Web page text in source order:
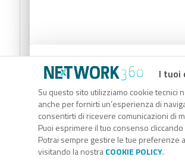
I tuoi
Su questo sito utilizziamo cookie tecnici
anche per fornirti un’esperienza di
consentirti di ricevere comunicazioni di
Puoi esprimere il tuo consenso cliccando
Potrai sempre gestire le tue preferenze
visitando la nostraCOOKIE POLICY.
Codice Rss
Clicca sul pulsante per copiare il
RSS link